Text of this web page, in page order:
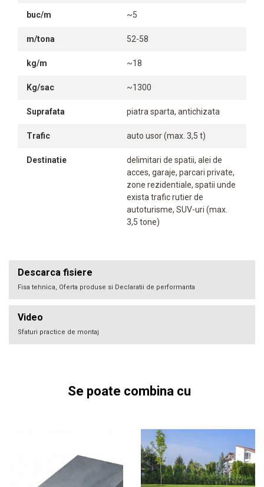
buc/m ~5
m/tona 52-58
kg/m ~18
Kg/sac ~1300
Suprafata piatra sparta, antichizata
Trafic auto usor (max. 3,5 t)
Destinatie
delimitari de spatii, alei de
acces, garaje, parcari private,
zone rezidentiale, spatii unde
exista trafic rutier de
autoturisme, SUV-uri (max.
3,5 tone)
Descarca fisiere
Fisa tehnica, Oferta produse si Declaratii de performanta
Video
Sfaturi practice de montaj
Se poate combina cu